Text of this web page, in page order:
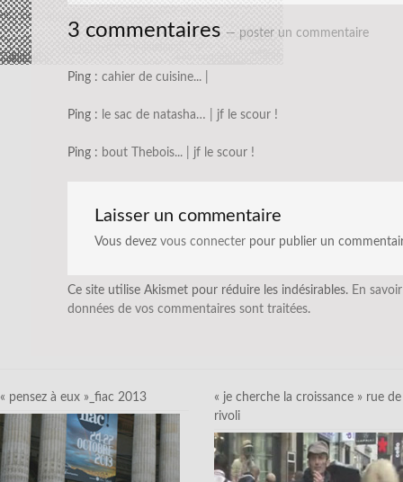
3 commentaires — poster un commentaire
Ping : cahier de cuisine... |
Ping : le sac de natasha… | jf le scour !
Ping : bout Thebois... | jf le scour !
Laisser un commentaire
Vous devez vous connecter pour publier un
Ce site utilise Akismet pour réduire les indésirables. En
données de vos commentaires sont traitées.
« pensez à eux »_fiac 2013
« je cherche la croissance » rue de
rivoli